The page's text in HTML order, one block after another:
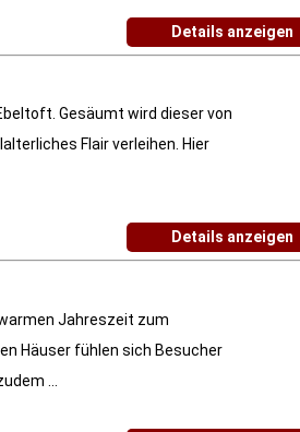
Details anzeigen
Gesäumt wird dieser von
Flair verleihen. Hier
Details anzeigen
Jahreszeit zum
Häuser fühlen sich Besucher
...